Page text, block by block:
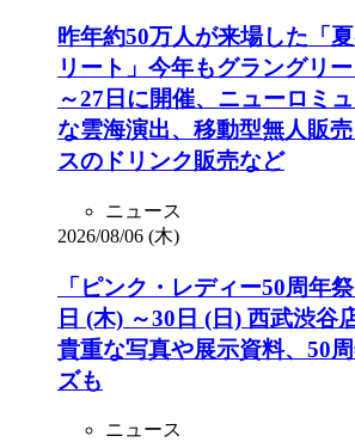
昨年約50万人が来場した「
リート」今年もグラングリ
～27日に開催、ニューロミ
な雲海演出、移動型無人販
スのドリンク販売など
ニュース
2026/08/06 (木)
「ピンク・レディー50周年
日 (木) ～30日 (日) 西武渋谷
貴重な写真や展示資料、50
ズも
ニュース